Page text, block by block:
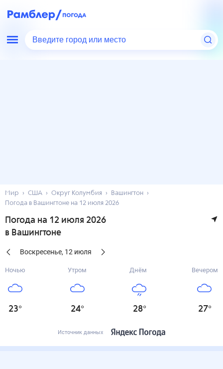
Введите город или место
Мир США Округ Колумбия
Вашингтон
Погода в Вашингтоне на 12 июля 2026
Погода на 12 июля 2026
в Вашингтоне
Воскресенье, 12 июля
Ночью
23°
Утром
24°
Днём
28°
Вечером
27°
Источник данных